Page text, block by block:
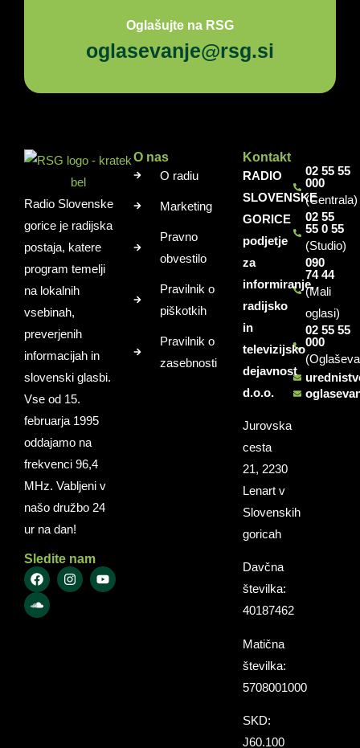
Oglašujte na RSG
oglasevanje@rsg.si
Radio Slovenske
gorice je radijska
postaja, katere
program temelji
na lokalnih
vsebinah,
preverjenih
informacijah in
slovenski glasbi.
Vse od 15.
februarja 1995
oddajamo na
frekvenci 96,4
MHz. Vabljeni v
našo družbo 24
ur na dan!
Sledite nam
O nas
O radiu
Marketing
Pravno
obvestilo
Pravilnik o
piškotkih
Pravilnik o
zasebnosti
Kontakt
RADIO
SLOVENSKE
GORICE
podjetje
za
informiranje,
radijsko
in
televizijsko
dejavnost
d.o.o.
Jurovska
cesta
21, 2230
Lenart v
Slovenskih
goricah
Davčna
številka:
40187462
Matična
številka:
5708001000
SKD:
J60.100
02 55 55
000
(Centrala)
02 55
55 0 55
(Studio)
090
74 44
(Mali
oglasi)
02 55 55
000